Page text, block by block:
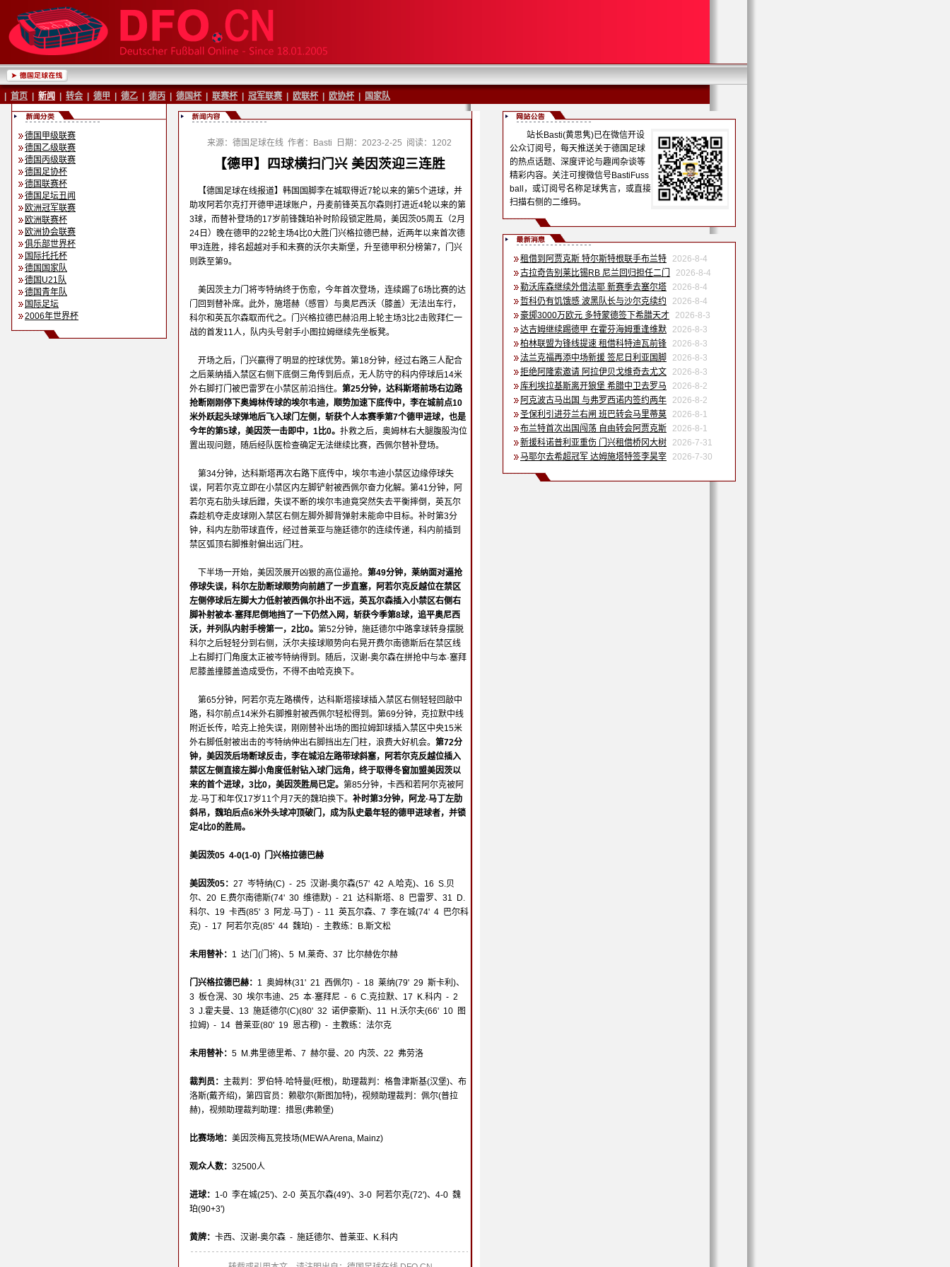
首页 新闻 转会 德甲 德乙 德丙 德国杯 联赛杯 冠军联赛 欧联杯 欧协杯 国家队
德国甲级联赛
德国乙级联赛
德国丙级联赛
德国足协杯
德国联赛杯
德国足坛丑闻
欧洲冠军联赛
欧洲联赛杯
欧洲协会联赛
俱乐部世界杯
国际托托杯
德国国家队
德国U21队
德国青年队
国际足坛
2006年世界杯
来源：德国足球在线 作者：Basti 日期：2023-2-25 阅读：1202
【德甲】四球横扫门兴 美因茨迎三连胜
【德国足球在线报道】韩国国脚李在城取得近7轮以来的第5个进球，并
助攻阿若尔克打开德甲进球账户，丹麦前锋英瓦尔森则打进近4轮以来的第
3球，而替补登场的17岁前锋魏珀补时阶段锁定胜局，美因茨05周五（2月
24日）晚在德甲的22轮主场4比0大胜门兴格拉德巴赫，近两年以来首次德
甲3连胜，排名超越对手和未赛的沃尔夫斯堡，升至德甲积分榜第7，门兴
则跌至第9。
美因茨主力门将岑特纳终于伤愈，今年首次登场，连续踢了6场比赛的达
门回到替补席。此外，施塔赫（感冒）与奥尼西沃（膝盖）无法出车行，
科尔和英瓦尔森取而代之。门兴格拉德巴赫沿用上轮主场3比2击败拜仁一
战的首发11人，队内头号射手小图拉姆继续先坐板凳。
开场之后，门兴赢得了明显的控球优势。第18分钟，经过右路三人配合
之后莱纳插入禁区右侧下底倒三角传到后点，无人防守的科内停球后14米
外右脚打门被巴雷罗在小禁区前沿挡住。 第25分钟，达科斯塔前场右边路
抢断刚刚停下奥姆林传球的埃尔韦迪，顺势加速下底传中，李在城前点10
米外跃起头球弹地后飞入球门左侧，斩获个人本赛季第7个德甲进球，也是
今年的第5球，美因茨一击即中，1比0。 扑救之后，奥姆林右大腿腹股沟位
置出现问题，随后经队医检查确定无法继续比赛，西佩尔替补登场。
第34分钟，达科斯塔再次右路下底传中，埃尔韦迪小禁区边缘停球失
误，阿若尔克立即在小禁区内左脚铲射被西佩尔奋力化解。第41分钟，阿
若尔克右肋头球后蹭，失误不断的埃尔韦迪竟突然失去平衡摔倒，英瓦尔
森趁机夺走皮球刚入禁区右侧左脚外脚背弹射未能命中目标。补时第3分
钟，科内左肋带球直传，经过普莱亚与施廷德尔的连续传递，科内前插到
禁区弧顶右脚推射偏出远门柱。
下半场一开始，美因茨展开凶狠的高位逼抢。 第49分钟，莱纳面对逼抢
停球失误，科尔左肋断球顺势向前趟了一步直塞，阿若尔克反越位在禁区
左侧停球后左脚大力低射被西佩尔扑出不远，英瓦尔森插入小禁区右侧右
脚补射被本·塞拜尼倒地挡了一下仍然入网，斩获今季第8球，追平奥尼西
沃，并列队内射手榜第一，2比0。 第52分钟，施廷德尔中路拿球转身摆脱
科尔之后轻轻分到右侧，沃尔夫接球顺势向右晃开费尔南德斯后在禁区线
上右脚打门角度太正被岑特纳得到。随后，汉谢-奥尔森在拼抢中与本·塞拜
尼膝盖撞膝盖造成受伤，不得不由哈克换下。
第65分钟，阿若尔克左路横传，达科斯塔接球插入禁区右侧轻轻回敲中
路，科尔前点14米外右脚推射被西佩尔轻松得到。第69分钟，克拉默中线
附近长传，哈克上抢失误，刚刚替补出场的图拉姆卸球插入禁区中央15米
外右脚低射被出击的岑特纳伸出右脚挡出左门柱，浪费大好机会。 第72分
钟，美因茨后场断球反击，李在城沿左路带球斜塞，阿若尔克反越位插入
禁区左侧直接左脚小角度低射钻入球门远角，终于取得冬窗加盟美因茨以
来的首个进球，3比0，美因茨胜局已定。 第85分钟，卡西和若阿尔克被阿
龙·马丁和年仅17岁11个月7天的魏珀换下。 补时第3分钟，阿龙·马丁左肋
斜吊，魏珀后点6米外头球冲顶破门，成为队史最年轻的德甲进球者，并锁
定4比0的胜局。
美因茨05 4-0(1-0) 门兴格拉德巴赫
美因茨05： 27 岑特纳(C) - 25 汉谢-奥尔森(57' 42 A.哈克)、16 S.贝
尔、20 E.费尔南德斯(74' 30 维德默) - 21 达科斯塔、8 巴雷罗、31 D.
科尔、19 卡西(85' 3 阿龙·马丁) - 11 英瓦尔森、7 李在城(74' 4 巴尔科
克) - 17 阿若尔克(85' 44 魏珀) - 主教练：B.斯文松
未用替补： 1 达门(门将)、5 M.莱奇、37 比尔赫佐尔赫
门兴格拉德巴赫： 1 奥姆林(31' 21 西佩尔) - 18 莱纳(79' 29 斯卡利)、
3 板仓滉、30 埃尔韦迪、25 本·塞拜尼 - 6 C.克拉默、17 K.科内 - 2
3 J.霍夫曼、13 施廷德尔(C)(80' 32 诺伊豪斯)、11 H.沃尔夫(66' 10 图
拉姆) - 14 普莱亚(80' 19 恩古穆) - 主教练：法尔克
未用替补： 5 M.弗里德里希、7 赫尔曼、20 内茨、22 弗劳洛
裁判员： 主裁判：罗伯特·哈特曼(旺根)，助理裁判：格鲁津斯基(汉堡)、布
洛斯(戴齐绍)，第四官员：赖歇尔(斯图加特)，视频助理裁判：佩尔(普拉
赫)，视频助理裁判助理：措恩(弗赖堡)
比赛场地： 美因茨梅瓦竞技场(MEWA Arena, Mainz)
观众人数： 32500人
进球： 1-0 李在城(25')、2-0 英瓦尔森(49')、3-0 阿若尔克(72')、4-0 魏
珀(90+3')
黄牌： 卡西、汉谢-奥尔森 - 施廷德尔、普莱亚、K.科内
站长Basti(黄思隽)已在微信开设
公众订阅号，每天推送关于德国足球
的热点话题、深度评论与趣闻杂谈等
精彩内容。关注可搜微信号BastiFuss
ball，或订阅号名称足球隽言，或直接
扫描右侧的二维码。
租借到阿贾克斯 特尔斯特根联手布兰特
2026-8-4
古拉奇告别莱比锡RB 尼兰回归担任二门
2026-8-4
勒沃库森继续外借法耶 新赛季去塞尔塔
2026-8-4
哲科仍有饥饿感 波黑队长与沙尔克续约
2026-8-4
豪掷3000万欧元 多特蒙德签下希腊天才
2026-8-3
达吉姆继续踢德甲 在霍芬海姆重逢维默
2026-8-3
柏林联盟为锋线提速 租借科特迪瓦前锋
2026-8-3
法兰克福再添中场新援 签尼日利亚国脚
2026-8-3
拒绝阿隆索邀请 阿拉伊贝戈维奇去尤文
2026-8-3
库利埃拉基斯离开狼堡 希腊中卫去罗马
2026-8-2
阿克波古马出国 与弗罗西诺内签约两年
2026-8-2
圣保利引进芬兰右闸 班巴转会马里蒂莫
2026-8-1
布兰特首次出国闯荡 自由转会阿贾克斯
2026-8-1
新援科诺普利亚重伤 门兴租借桥冈大树
2026-7-31
马耶尔去希超冠军 达姆施塔特签李昊宰
2026-7-30